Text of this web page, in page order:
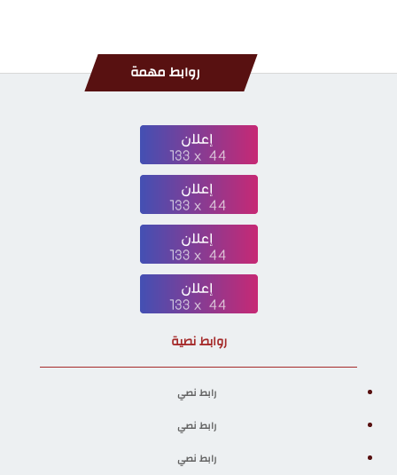
روابط مهمة
روابط نصية
رابط نصي
رابط نصي
رابط نصي